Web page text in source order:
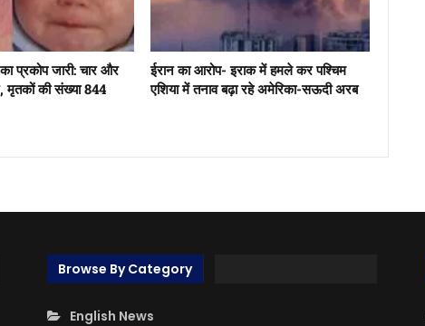
प्रकोप जारी: चार और
मृतकों की संख्या 844
ईरान का आरोप- इराक में हमले कर पश्चिम
एशिया में तनाव बढ़ा रहे अमेरिका-सऊदी अरब
Browse By Category
English News